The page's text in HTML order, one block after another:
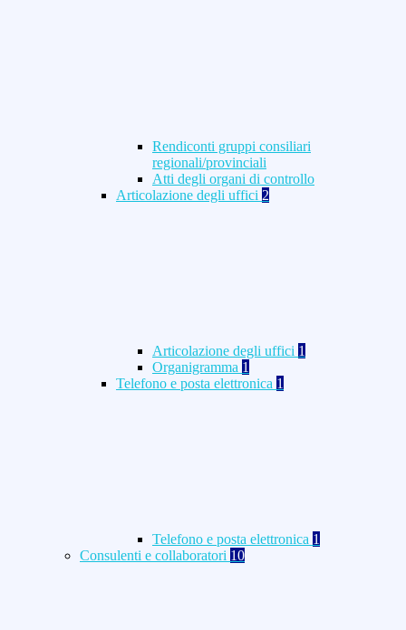
Rendiconti gruppi consiliari
regionali/provinciali
Atti degli organi di controllo
Articolazione degli uffici 2
Articolazione degli uffici 1
Organigramma 1
Telefono e posta elettronica 1
Telefono e posta elettronica 1
Consulenti e collaboratori 10